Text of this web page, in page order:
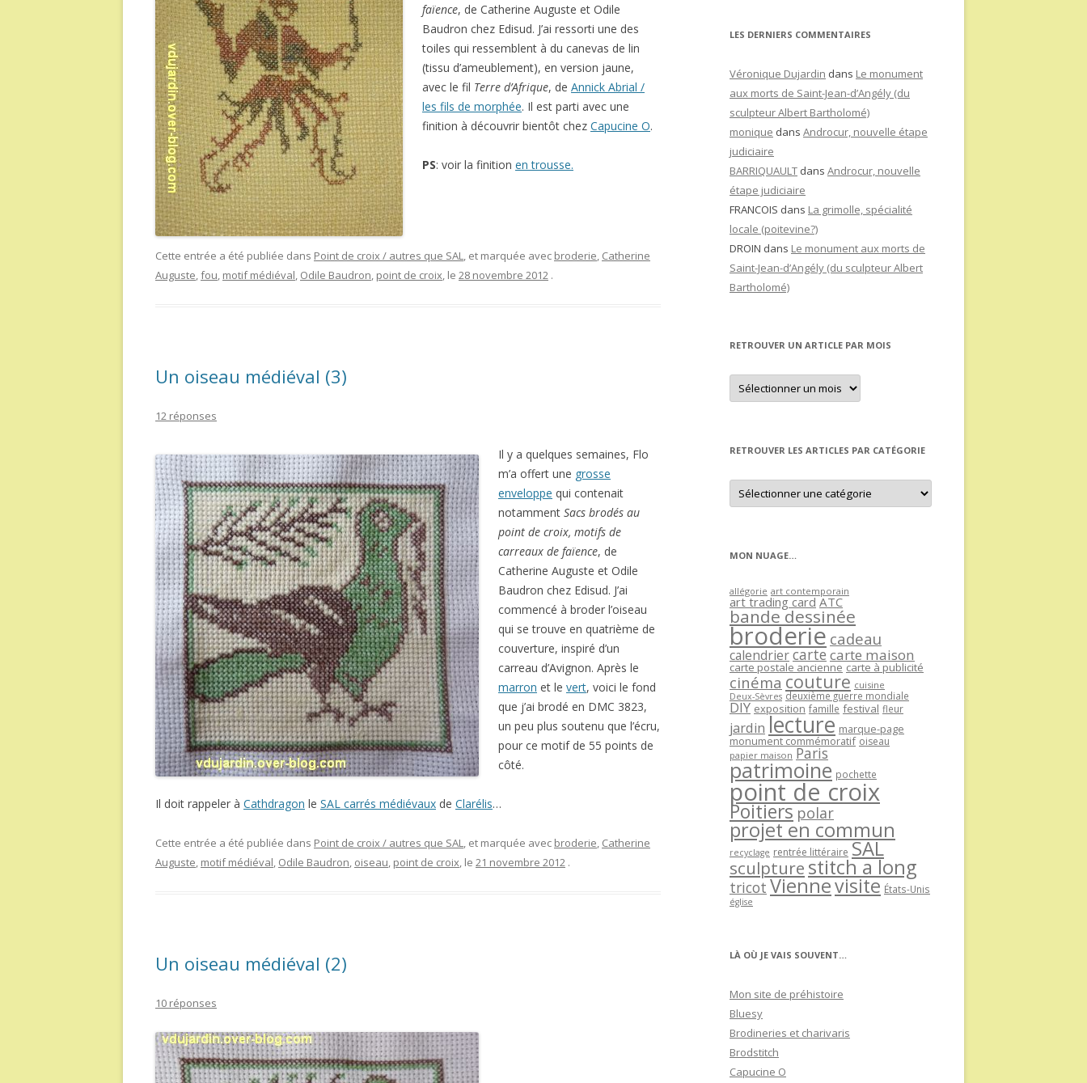
faïence, de Catherine Auguste et Odile
Baudron chez Edisud. J’ai ressorti une des
toiles qui ressemblent à du canevas de lin
(tissu d’ameublement), en version jaune,
avec le fil Terre d’Afrique, de Annick Abrial /
les fils de morphée. Il est parti avec une
finition à découvrir bientôt chez Capucine O.
PS: voir la finition en trousse.
Cette entrée a été publiée dans Point de croix / autres que SAL, et marquée avec broderie, Catherine
Auguste,fou, motif médiéval, Odile Baudron, point de croix, le 28 novembre 2012 .
Un oiseau médiéval (3)
12 réponses
Il y a quelques semaines, Flo
m’a offert une grosse
enveloppe qui contenait
notamment Sacs brodés au
point de croix, motifs de
carreaux de faïence, de
Catherine Auguste et Odile
Baudron chez Edisud. J’ai
commencé à broder l’oiseau
qui se trouve en quatrième de
couverture, inspiré d’un
carreau d’Avignon. Après le
marron et le vert, voici le fond
que j’ai brodé en DMC 3823,
un peu plus soutenu que l’écru,
pour ce motif de 55 points de
côté.
Il doit rappeler à Cathdragon le SAL carrés médiévaux de Clarélis…
Cette entrée a été publiée dans Point de croix / autres que SAL, et marquée avec broderie, Catherine
Auguste, motif médiéval, Odile Baudron, oiseau, point de croix, le 21 novembre 2012 .
Un oiseau médiéval (2)
10 réponses
LES DERNIERS COMMENTAIRES
Véronique Dujardin dans Le monument
aux morts de Saint-Jean-d’Angély (du
sculpteur Albert Bartholomé)
monique dans Androcur, nouvelle étape
judiciaire
BARRIQUAULT dans Androcur, nouvelle
étape judiciaire
FRANCOIS dans La grimolle, spécialité
locale (poitevine?)
DROIN dans Le monument aux morts de
Saint-Jean-d’Angély (du sculpteur Albert
Bartholomé)
RETROUVER UN ARTICLE PAR MOIS
Retrouver
un
article
RETROUVER LES ARTICLES PAR CATÉGORIE
Retrouver
les
articles
MON NUAGE…
allégorie art contemporain
art trading card ATC
bande dessinée
broderie cadeau
calendriercartecarte maison
carte postale ancienne carte à publicité
cinéma couture cuisine
Deux-Sèvres deuxième guerre mondiale
DIY exposition famille festival fleur
jardin lecture marque-page
monument commémoratif oiseau
papier maison Paris
patrimoine pochette
point de croix
Poitiers polar
projet en commun
recyclage rentrée littéraire SAL
sculpture stitch a long
tricot Viennevisite États-Unis
église
LÀ OÙ JE VAIS SOUVENT…
Mon site de préhistoire
Bluesy
Brodineries et charivaris
Brodstitch
Capucine O